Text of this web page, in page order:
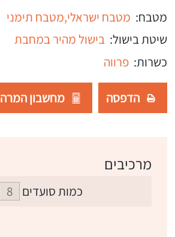
מטבח: מטבח ישראלי,מטבח תימני
שיטת בישול: בישול מהיר במחבת
כשרות: פרווה
הדפסה מחשבון המרה
מרכיבים
כמות סועדים